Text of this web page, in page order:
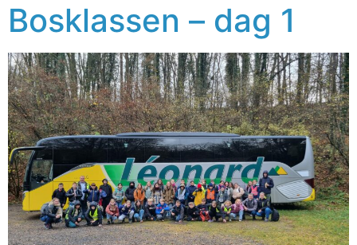
Bosklassen – dag 1